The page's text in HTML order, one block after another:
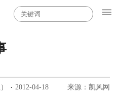
· 2012-04-18 来源：凯风网